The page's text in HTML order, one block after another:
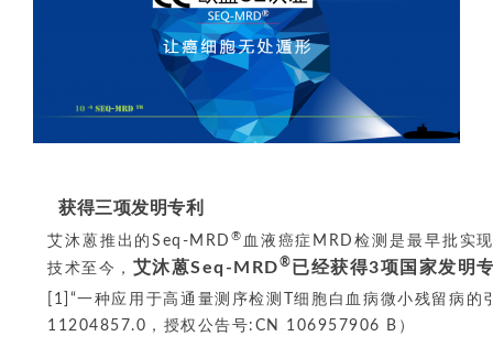
获得三项发明专利
艾沐蒽推出的Seq-MRD ® 血液癌症MRD检测是最早批实
技术至今， 艾沐蒽Seq-MRD®已经获得3项国家发明
[1]“一种应用于高通量测序检测T细胞白血病微小残留病
11204857.0，授权公告号:CN 106957906 B）